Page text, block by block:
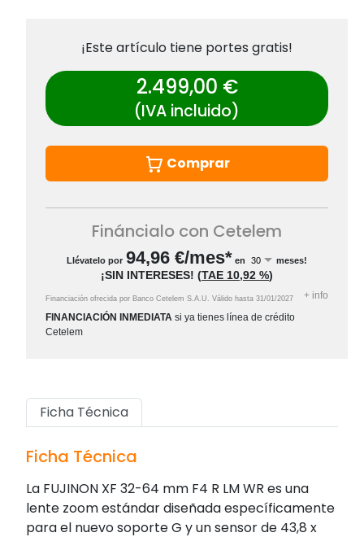
¡Este artículo tiene portes gratis!
2.499,00 €
(IVA incluido)
Comprar
Fináncialo con Cetelem
Llévatelo por 94,96 €/mes* en meses!
¡SIN INTERESES! (TAE 10,92 %)
Financiación ofrecida por Banco Cetelem S.A.U. Válido hasta 31/01/2027 + info
FINANCIACIÓN INMEDIATA si ya tienes línea de crédito
Cetelem
Ficha Técnica
Ficha Técnica
La FUJINON XF 32-64 mm F4 R LM WR es una
lente zoom estándar diseñada específicamente
para el nuevo soporte G y un sensor de 43,8 x